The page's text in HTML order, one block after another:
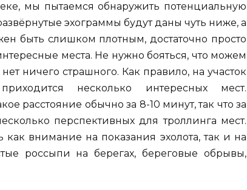
мы пытаемся обнаружить потенциальную
эхограммы будут даны чуть ниже, а
быть слишком плотным, достаточно просто
места. Не нужно бояться, что можем
ничего страшного. Как правило, на участок
несколько интересных мест.
расстояние обычно за 8-10 минут, так что за
перспективных для троллинга мест.
внимание на показания эхолота, так и на
россыпи на берегах, береговые обрывы,